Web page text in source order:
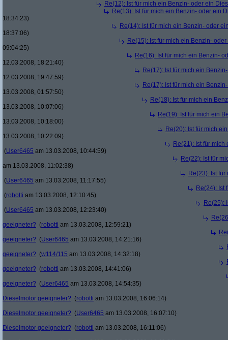
Re(12): Ist für mich ein Benzin- oder ein
Re(13): Ist für mich ein Benzin- oder ein
18:34:23)
Re(14): Ist für mich ein Benzin- oder
18:37:06)
Re(15): Ist für mich ein Benzin-
09:04:25)
Re(16): Ist für mich ein Benzin-
12.03.2008, 18:21:40)
Re(17): Ist für mich ein
12.03.2008, 19:47:59)
Re(17): Ist für mich ein
13.03.2008, 01:57:50)
Re(18): Ist für mich ein
13.03.2008, 10:07:06)
Re(19): Ist für mich ein
13.03.2008, 10:18:00)
Re(20): Ist für mich
13.03.2008, 10:22:09)
Re(21): Ist für
(User6465 am 13.03.2008, 10:44:59)
Re(22): Ist für
am 13.03.2008, 11:02:38)
Re(23): Ist
(User6465 am 13.03.2008, 11:17:55)
Re(24): Ist
(robotti am 13.03.2008, 12:10:45)
Re(25):
(User6465 am 13.03.2008, 12:23:40)
geeigneter? (robotti am 13.03.2008, 12:59:21)
geeigneter? (User6465 am 13.03.2008, 14:21:16)
geeigneter? (w114/115 am 13.03.2008, 14:32:18)
geeigneter? (robotti am 13.03.2008, 14:41:06)
geeigneter? (User6465 am 13.03.2008, 14:54:35)
Dieselmotor geeigneter? (robotti am 13.03.2008, 16:06:14)
Dieselmotor geeigneter? (User6465 am 13.03.2008, 16:07:10)
Dieselmotor geeigneter? (robotti am 13.03.2008, 16:11:06)